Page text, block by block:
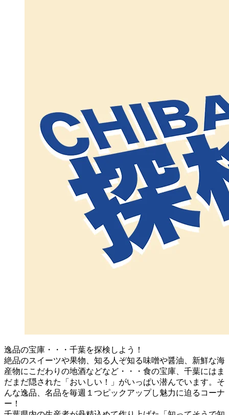
逸品の宝庫・・・千葉を探検しよう！
絶品のスイーツや果物、知る人ぞ知る味噌や醤油、新鮮な海
産物にこだわりの地酒などなど・・・食の宝庫、千葉にはま
だまだ隠された「おいしい！」がいっぱい潜んでいます。そ
んな逸品、名品を毎週１つピックアップし魅力に迫るコーナ
ー！